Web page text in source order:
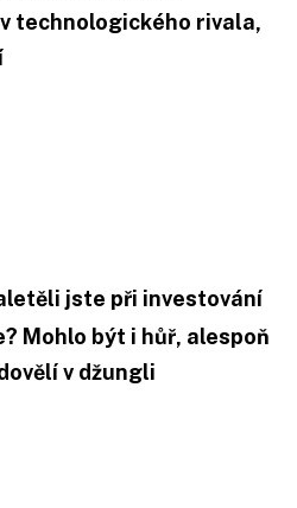
technologického rivala,
jste při investování
Mohlo být i hůř, alespoň
v džungli